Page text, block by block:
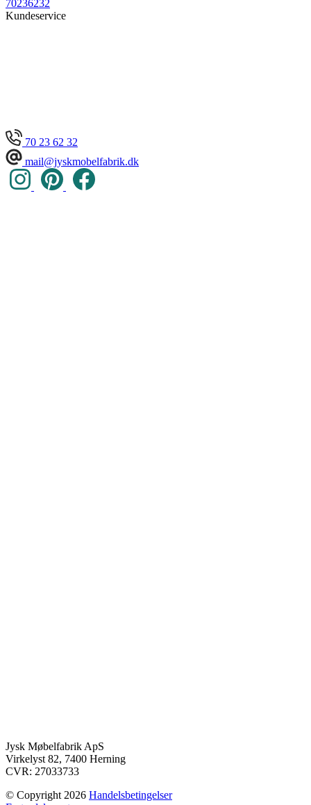
70236232
Kundeservice
70 23 62 32
mail@jyskmobelfabrik.dk
Jysk Møbelfabrik ApS
Virkelyst 82, 7400 Herning
CVR: 27033733
© Copyright 2026 Handelsbetingelser